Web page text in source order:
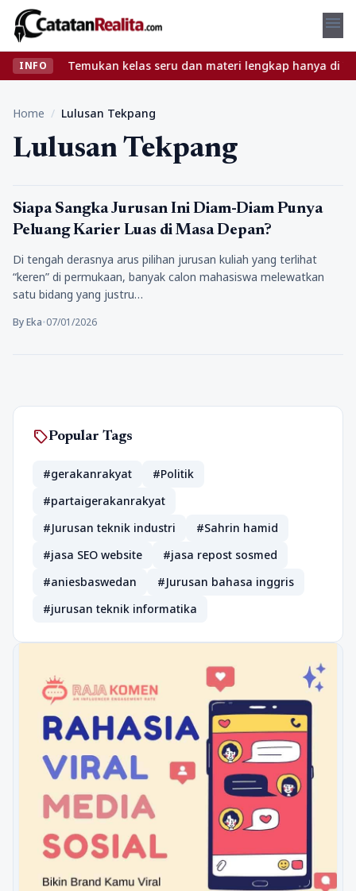
menu
INFO
ribet? Temukan kelas seru dan materi lengkap hanya di
Home / Lulusan Tekpang
Lulusan Tekpang
Tips
Siapa Sangka Jurusan Ini Diam-Diam Punya
Peluang Karier Luas di Masa Depan?
Di tengah derasnya arus pilihan jurusan kuliah yang terlihat
“keren” di permukaan, banyak calon mahasiswa melewatkan
satu bidang yang justru…
By Eka•07/01/2026
sellPopular Tags
#gerakanrakyat
#Politik
#partaigerakanrakyat
#Jurusan teknik industri
#Sahrin hamid
#jasa SEO website
#jasa repost sosmed
#aniesbaswedan
#Jurusan bahasa inggris
#jurusan teknik informatika